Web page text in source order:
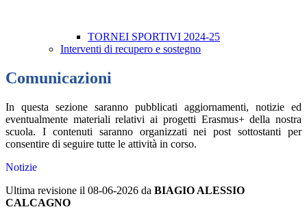
TORNEI SPORTIVI 2024-25
Interventi di recupero e sostegno
Comunicazioni
In questa sezione saranno pubblicati aggiornamenti, notizie ed
eventualmente materiali relativi ai progetti Erasmus+ della nostra
scuola. I contenuti saranno organizzati nei post sottostanti per
consentire di seguire tutte le attività in corso.
Notizie
Ultima revisione il 08-06-2026 da BIAGIO ALESSIO
CALCAGNO